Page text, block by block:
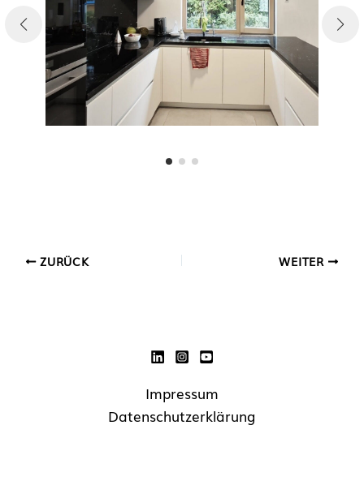
ZURÜCK WEITER
Impressum
Datenschutzerklärung